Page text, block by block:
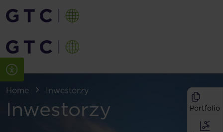
Home Inwestorzy
Inwestorzy Portfolio